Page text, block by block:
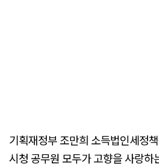
기획재정부 조만희 소득법인세정
시청 공무원 모두가 고향을 사랑하